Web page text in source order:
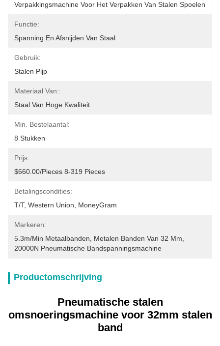
Verpakkingsmachine Voor Het Verpakken Van Stalen Spoelen
Functie:
Spanning En Afsnijden Van Staal
Gebruik:
Stalen Pijp
Materiaal Van::
Staal Van Hoge Kwaliteit
Min. Bestelaantal:
8 Stukken
Prijs:
$660.00/pieces 8-319 Pieces
Betalingscondities:
T/T, Western Union, MoneyGram
Markeren:
5.3m/min Metaalbanden
Metalen Banden Van 32 Mm
20000N Pneumatische Bandspanningsmachine
Productomschrijving
Pneumatische stalen
omsnoeringsmachine voor 32mm stalen
band